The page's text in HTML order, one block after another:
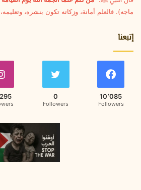
ي
ماجه). فالعلم أمانة، وزكاته تكون بنشره،
إتبعنا
10٬085
Followers
0
Followers